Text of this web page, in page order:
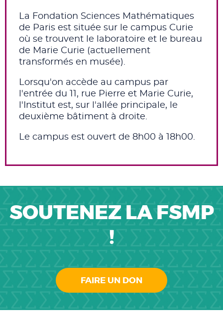
La Fondation Sciences Mathématiques
de Paris est située sur le campus Curie
où se trouvent le laboratoire et le bureau
de Marie Curie (actuellement
transformés en musée).
Lorsqu'on accède au campus par
l'entrée du 11, rue Pierre et Marie Curie,
l'Institut est, sur l'allée principale, le
deuxième bâtiment à droite.
Le campus est ouvert de 8h00 à 18h00.
SOUTENEZ LA FSMP
!
FAIRE UN DON